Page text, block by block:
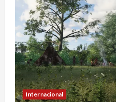
Internacional
2
Colombia
Gustavo
agosto 7,
Hijos de